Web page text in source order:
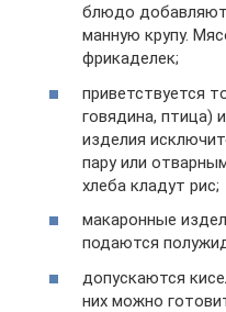
блюдо добавляют
манную крупу.
фрикаделек;
приветствуется
говядина, птица)
изделия
пару или
хлеба кладут рис;
макаронные
подаются
допускаются
них можно